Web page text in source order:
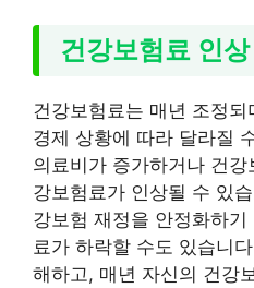
건강보험료 인
건강보험료는 매년 조정
경제 상황에 따라 달라질
의료비가 증가하거나 건
강보험료가 인상될 수 있
강보험 재정을 안정화하
료가 하락할 수도 있습니
해하고, 매년 자신의 건강